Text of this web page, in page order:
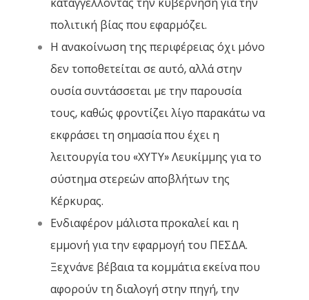
καταγγέλλοντας την κυβέρνηση για την
πολιτική βίας που εφαρμόζει.
Η ανακοίνωση της περιφέρειας όχι μόνο
δεν τοποθετείται σε αυτό, αλλά στην
ουσία συντάσσεται με την παρουσία
τους, καθώς φροντίζει λίγο παρακάτω να
εκφράσει τη σημασία που έχει η
λειτουργία του «ΧΥΤΥ» Λευκίμμης για το
σύστημα στερεών αποβλήτων της
Κέρκυρας.
Ενδιαφέρον μάλιστα προκαλεί και η
εμμονή για την εφαρμογή του ΠΕΣΔΑ.
Ξεχνάνε βέβαια τα κομμάτια εκείνα που
αφορούν τη διαλογή στην πηγή, την